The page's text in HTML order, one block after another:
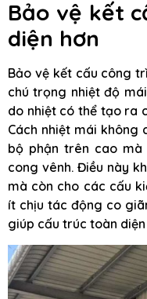
Bảo vệ kết
diện hơn
Bảo vệ kết cấu công
chú trọng nhiệt độ
do nhiệt có thể tạo ra
Cách nhiệt mái không
bộ phận trên cao mà
cong vênh. Điều này
mà còn cho các cấu
ít chịu tác động co
giúp cấu trúc toàn diện